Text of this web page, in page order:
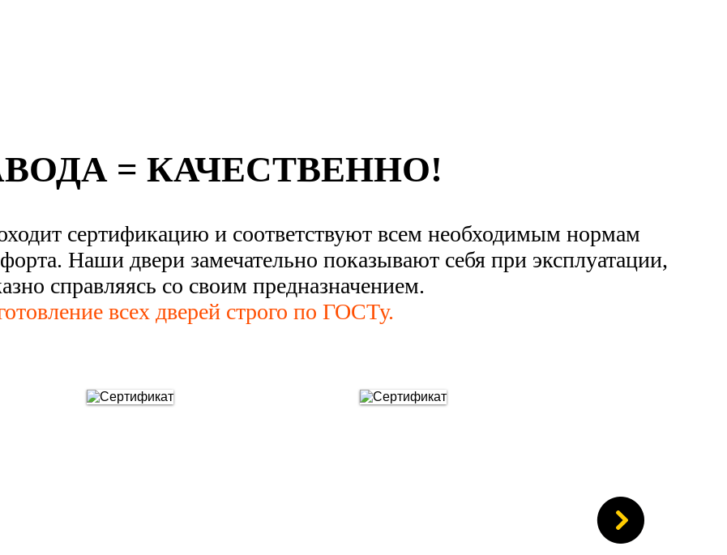
= КАЧЕСТВЕННО!
сертификацию и соответствуют всем необходимым нормам
Наши двери замечательно показывают себя при эксплуатации,
справляясь со своим предназначением.
всех дверей строго по ГОСТу.